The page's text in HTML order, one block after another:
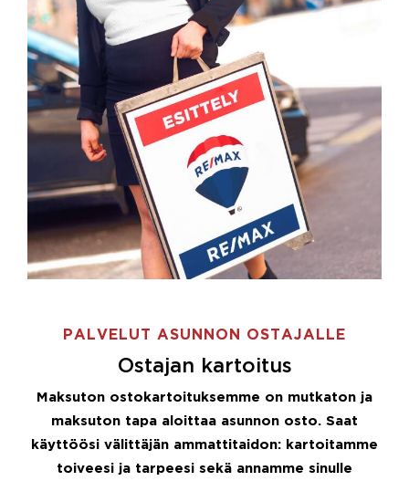
PALVELUT ASUNNON OSTAJALLE
Ostajan kartoitus
Maksuton ostokartoituksemme on mutkaton ja
maksuton tapa aloittaa asunnon osto. Saat
käyttöösi välittäjän ammattitaidon: kartoitamme
toiveesi ja tarpeesi sekä annamme sinulle